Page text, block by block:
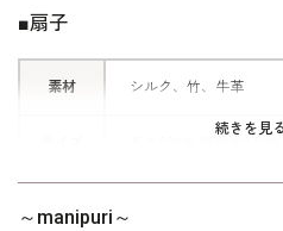
同柄の扇子袋付きで、持ち運びにも
フォーマルシーンはもちろん、夏
タイルなど幅広いシーンで活躍しま
続きを見る
■扇子
素材 シルク、竹、牛革
～manipuri～